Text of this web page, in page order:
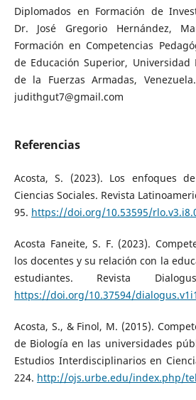
Diplomados en Formación de
Dr. José Gregorio Hernández,
Formación en Competencias
de Educación Superior, Universidad
de la Fuerzas Armadas,
judithgut7@gmail.com
Referencias
Acosta, S. (2023). Los enfoques
Ciencias Sociales. Revista
95. https://doi.org/10.53595/
Acosta Faneite, S. F. (2023).
los docentes y su relación con la
estudiantes. Revista
https://doi.org/10.37594/
Acosta, S., & Finol, M. (2015).
de Biología en las universidades
Estudios Interdisciplinarios en
224. http://ojs.urbe.edu/index.php/